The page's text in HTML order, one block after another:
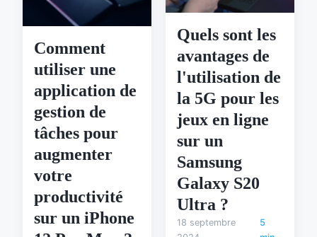
Comment
utiliser une
application de
gestion de
tâches pour
augmenter
votre
productivité
sur un iPhone
Quels sont les
avantages de
l'utilisation de
la 5G pour les
jeux en ligne
sur un
Samsung
Galaxy S20
Ultra ?
18 septembre
5